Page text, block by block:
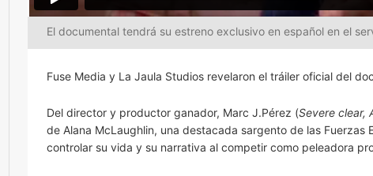
El documental tendrá su estreno exclusivo en español en el
Fuse Media y La Jaula Studios revelaron el tráiler oficial del
Del director y productor ganador, Marc J.Pérez (Severe clear,
de Alana McLaughlin, una destacada sargento de las
controlar su vida y su narrativa al competir como peleadora